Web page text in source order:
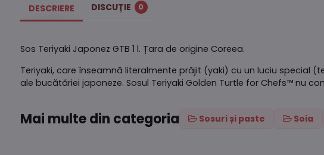
DESCRIERE DISCUȚIE 0
Sos Teriyaki Japonez GTB 1 l. Țara de origine Coreea.
Teriyaki, care înseamnă literalmente prăjit (yaki) cu un luciu special
ale bucătăriei japoneze. Sosul Teriyaki Golden Turtle for Chefs™ nu
Mai multe din categoria Sosuri și paste Soia